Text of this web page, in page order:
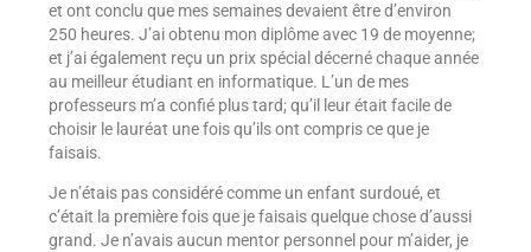
et ont conclu que mes semaines devaient être d’environ
250 heures. J’ai obtenu mon diplôme avec 19 de moyenne;
et j’ai également reçu un prix spécial décerné chaque année
au meilleur étudiant en informatique. L’un de mes
professeurs m’a confié plus tard; qu’il leur était facile de
choisir le lauréat une fois qu’ils ont compris ce que je
faisais.
Je n’étais pas considéré comme un enfant surdoué, et
c’était la première fois que je faisais quelque chose d’aussi
grand. Je n’avais aucun mentor personnel pour m’aider, je